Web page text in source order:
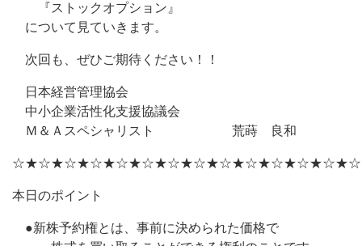
『ストックオプション』
について見ていきます。
次回も、ぜひご期待ください！！
日本経営管理協会
中小企業活性化支援協議会
Ｍ＆Ａスペシャリスト 荒蒔 良和
本日のポイント
●新株予約権とは、事前に決められた価格で